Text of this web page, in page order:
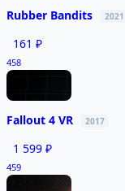
Rubber Bandits 2021
161 ₽
458
Fallout 4 VR 2017
1 599 ₽
459